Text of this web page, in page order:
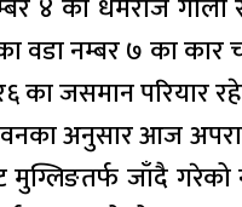
नम्बर ७ का कार
का जसमान परियार
अनुसार आज
मुग्लिङतर्फ जाँदै